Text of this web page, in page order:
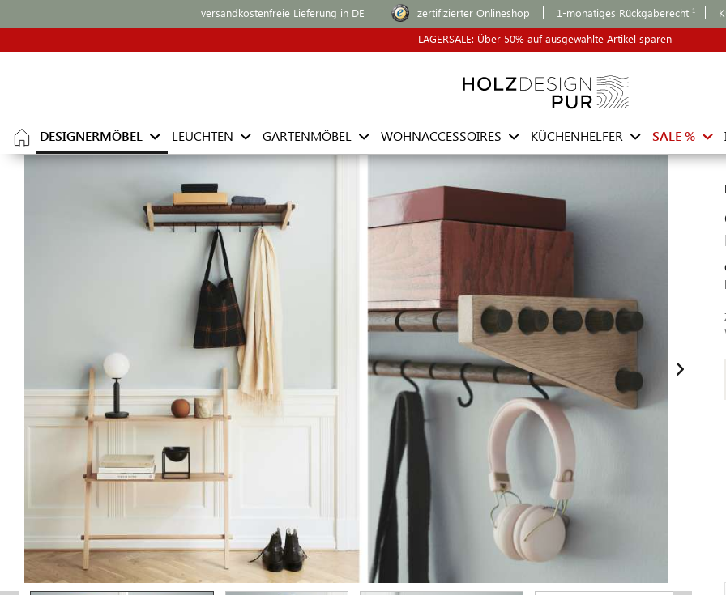
versandkostenfreie Lieferung in DE zertifizierter Onlineshop 1-monatiges Rückgaberecht
LAGERSALE: Über 50% auf ausgewählte Artikel sparen
DESIGNERMÖBEL LEUCHTEN GARTENMÖBEL WOHNACCESSOIRES KÜCHENHELFER SALE %